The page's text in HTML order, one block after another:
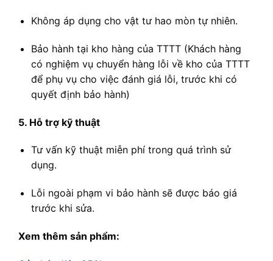
Không áp dụng cho vật tư hao mòn tự nhiên.
Bảo hành tại kho hàng của TTTT (Khách hàng
có nghiệm vụ chuyển hàng lỗi về kho của TTTT
để phụ vụ cho việc đánh giá lỗi, trước khi có
quyết định bảo hành)
5. Hỗ trợ kỹ thuật
Tư vấn kỹ thuật miễn phí trong quá trình sử
dụng.
Lỗi ngoài phạm vi bảo hành sẽ được báo giá
trước khi sửa.
Xem thêm sản phẩm: